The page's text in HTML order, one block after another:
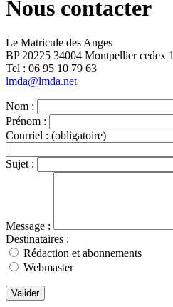
Nous contacter
Le Matricule des Anges
BP 20225 34004 Montpellier cedex 1
Tel : ‭06 95 10 79 63
lmda@lmda.net
Nom :
Prénom :
Courriel : (obligatoire)
Sujet :
Message :
Destinataires :
Rédaction et abonnements
Webmaster
Valider